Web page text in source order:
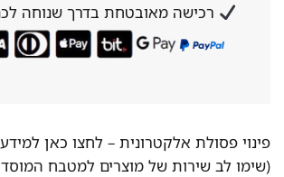
רכישה מאובטחת בדרך שנוחה
פינוי פסולת אלקטרונית –לחצו כאן למידע
(שימו לב שירות של מוצרים למטבח